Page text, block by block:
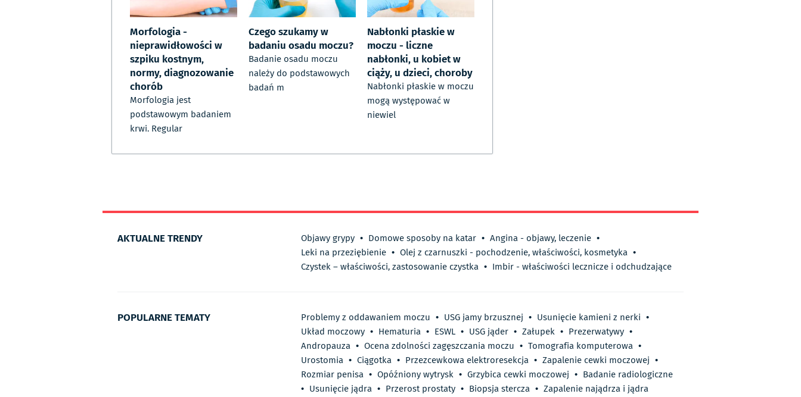
Morfologia -
nieprawidłowości w
szpiku kostnym,
normy, diagnozowanie
chorób
Morfologia jest
podstawowym badaniem
krwi. Regular
Czego szukamy w
badaniu osadu moczu?
Badanie osadu moczu
należy do podstawowych
badań m
Nabłonki płaskie w
moczu - liczne
nabłonki, u kobiet w
ciąży, u dzieci, choroby
Nabłonki płaskie w moczu
mogą występować w
niewiel
AKTUALNE TRENDY Objawy grypy • Domowe sposoby na katar • Angina - objawy, leczenie •
Leki na przeziębienie • Olej z czarnuszki - pochodzenie, właściwości, kosmetyka •
Czystek – właściwości, zastosowanie czystka • Imbir - właściwości lecznicze i odchudzające
POPULARNE TEMATY Problemy z oddawaniem moczu • USG jamy brzusznej • Usunięcie kamieni z nerki •
Układ moczowy • Hematuria • ESWL • USG jąder • Załupek • Prezerwatywy •
Andropauza • Ocena zdolności zagęszczania moczu • Tomografia komputerowa •
Urostomia • Ciągotka • Przezcewkowa elektroresekcja • Zapalenie cewki moczowej •
Rozmiar penisa • Opóźniony wytrysk • Grzybica cewki moczowej • Badanie radiologiczne
• Usunięcie jądra • Przerost prostaty • Biopsja stercza • Zapalenie najądrza i jądra